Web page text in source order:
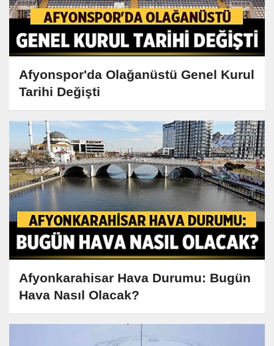
Afyonspor'da Olağanüstü Genel Kurul
Tarihi Değişti
Afyonkarahisar Hava Durumu: Bugün
Hava Nasıl Olacak?